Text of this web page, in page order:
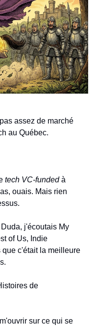
assez de marché
au Québec.
tech VC-fundedà
ouais. Mais rien
j'écoutais My
of Us, Indie
que c'était la meilleure
de
sur ce qui se